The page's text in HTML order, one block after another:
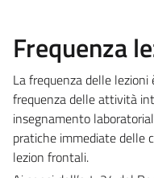
Frequenza
La frequenza delle
frequenza delle attività
insegnamento
pratiche immediate delle
lezion frontali.